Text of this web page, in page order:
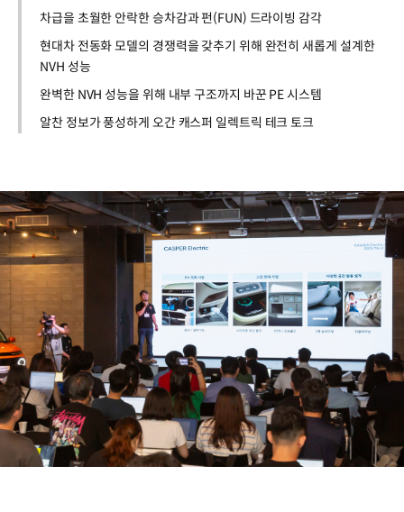
차급을 초월한 안락한 승차감과 펀(FUN) 드라이빙 감각
현대차 전동화 모델의 경쟁력을 갖추기 위해 완전히 새롭게 설계한
NVH 성능
완벽한 NVH 성능을 위해 내부 구조까지 바꾼 PE 시스템
알찬 정보가 풍성하게 오간 캐스퍼 일렉트릭 테크 토크